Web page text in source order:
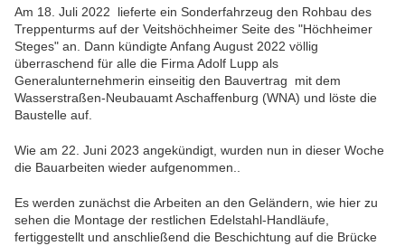
Am 18. Juli 2022 lieferte ein Sonderfahrzeug den Rohbau des
Treppenturms auf der Veitshöchheimer Seite des "Höchheimer
Steges" an. Dann kündigte Anfang August 2022 völlig
überraschend für alle die Firma Adolf Lupp als
Generalunternehmerin einseitig den Bauvertrag mit dem
Wasserstraßen-Neubauamt Aschaffenburg (WNA) und löste die
Baustelle auf.
Wie am 22. Juni 2023 angekündigt, wurden nun in dieser Woche
die Bauarbeiten wieder aufgenommen..
Es werden zunächst die Arbeiten an den Geländern, wie hier zu
sehen die Montage der restlichen Edelstahl-Handläufe,
fertiggestellt und anschließend die Beschichtung auf die Brücke